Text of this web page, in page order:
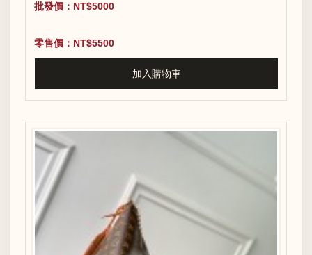
批發價：NT$5000
零售價：NT$5500
加入購物車